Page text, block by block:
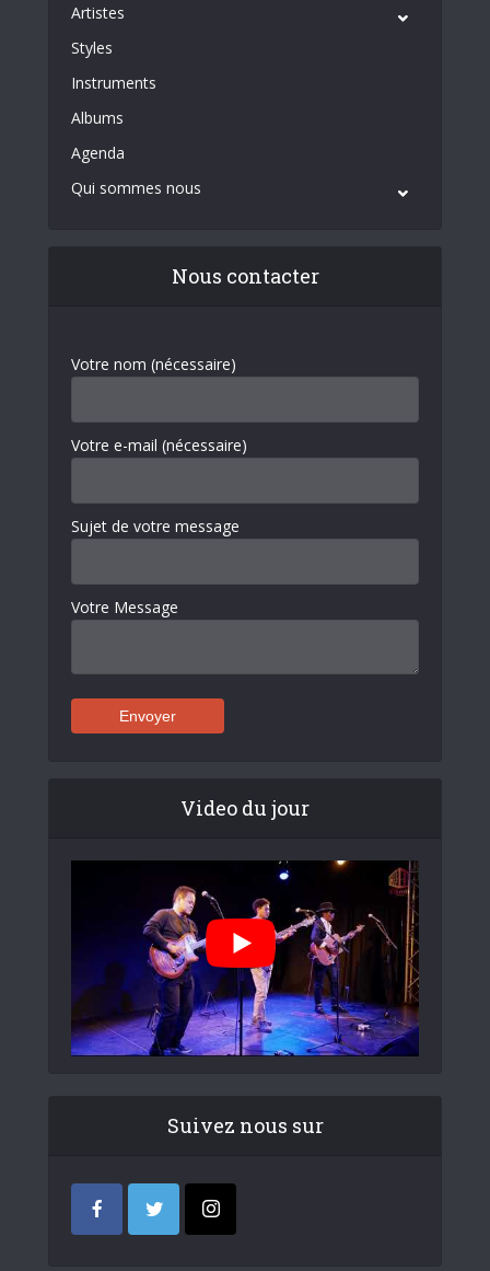
Artistes
Styles
Instruments
Albums
Agenda
Qui sommes nous
Nous contacter
Votre nom (nécessaire)
Votre e-mail (nécessaire)
Sujet de votre message
Votre Message
Video du jour
Suivez nous sur